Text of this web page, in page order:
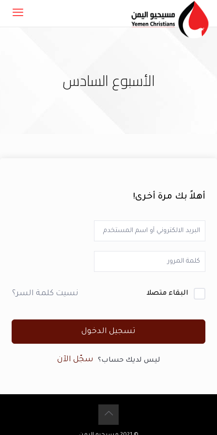
الأسبوع السادس
أهلاً بك مرة أخرى!
البقاء متصلا نسيت كلمة السر؟
تسجيل الدخول
ليس لديك حساب؟ سجّل الآن